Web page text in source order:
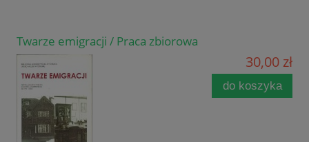
Twarze emigracji / Praca zbiorowa
30,00 zł
do koszyka